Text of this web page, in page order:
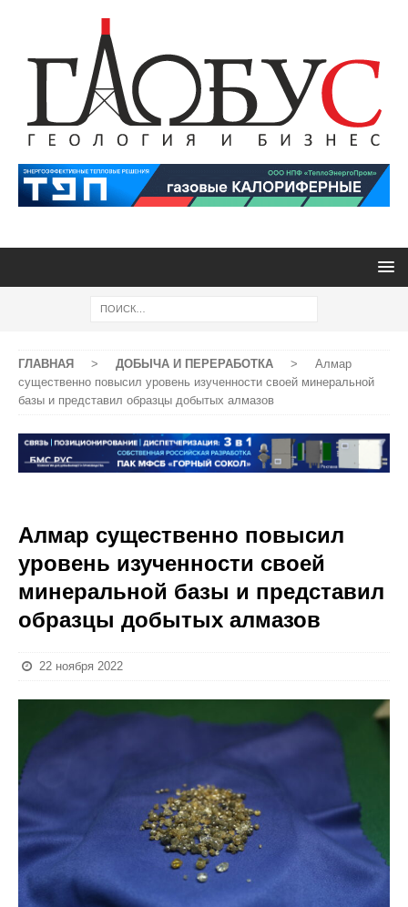
ГЛАВНАЯ > ДОБЫЧА И ПЕРЕРАБОТКА >
Алмар
существенно повысил уровень изученности своей минеральной
базы и представил образцы добытых алмазов
Алмар существенно повысил
уровень изученности своей
минеральной базы и представил
образцы добытых алмазов
22 ноября 2022